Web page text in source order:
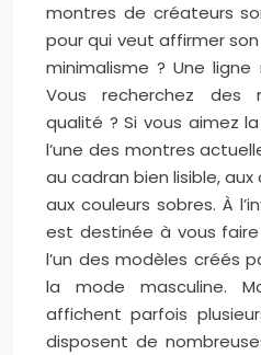
montres de créateurs
pour qui veut affirmer
minimalisme ? Une
Vous recherchez des
qualité ? Si vous aimez
l’une des montres
au cadran bien lisible,
aux couleurs sobres. À
est destinée à vous faire
l’un des modèles créés
la mode masculine.
affichent parfois
disposent de